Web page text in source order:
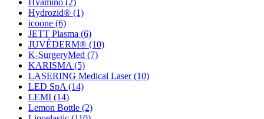
Hydrozid® (1)
icoone (6)
JETT Plasma (6)
JUVÉDERM® (10)
K-SurgeryMed (7)
KARISMA (5)
LASERING Medical Laser(10)
LED SpA (14)
LEMI (14)
Lemon Bottle (2)